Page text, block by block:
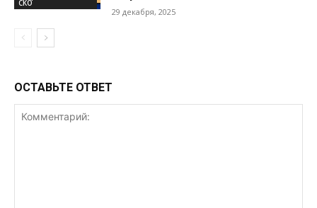
СКО
29 декабря, 2025
ОСТАВЬТЕ ОТВЕТ